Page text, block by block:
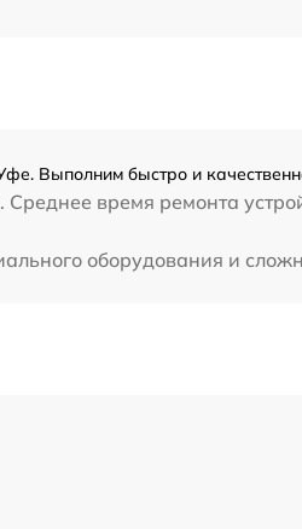
Выполним быстро и
время ремонта
оборудования и